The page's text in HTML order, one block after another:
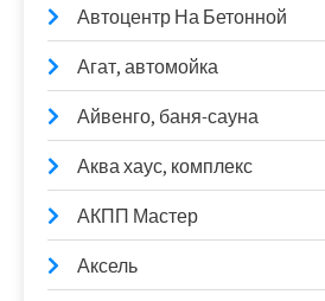
Автоцентр На Бетонной
Агат, автомойка
Айвенго, баня-сауна
Аква хаус, комплекс
АКПП Мастер
Аксель